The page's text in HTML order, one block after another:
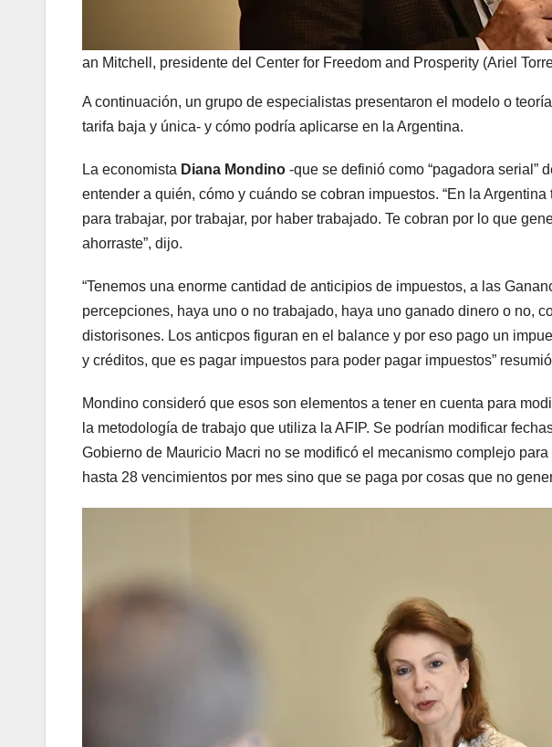
an Mitchell, presidente del Center for Freedom and Prosperity (Ariel
A continuación, un grupo de especialistas presentaron el modelo o
tarifa baja y única- y cómo podría aplicarse en la Argentina.
La economista Diana Mondino -que se definió como “pagadora serial”
entender a quién, cómo y cuándo se cobran impuestos. “En la
para trabajar, por trabajar, por haber trabajado. Te cobran por lo que
ahorraste”, dijo.
“Tenemos una enorme cantidad de anticipios de impuestos, a las
percepciones, haya uno o no trabajado, haya uno ganado dinero o no,
distorisones. Los anticpos figuran en el balance y por eso pago un
y créditos, que es pagar impuestos para poder pagar impuestos”
Mondino consideró que esos son elementos a tener en cuenta para
la metodología de trabajo que utiliza la AFIP. Se podrían modificar
Gobierno de Mauricio Macri no se modificó el mecanismo complejo
hasta 28 vencimientos por mes sino que se paga por cosas que no